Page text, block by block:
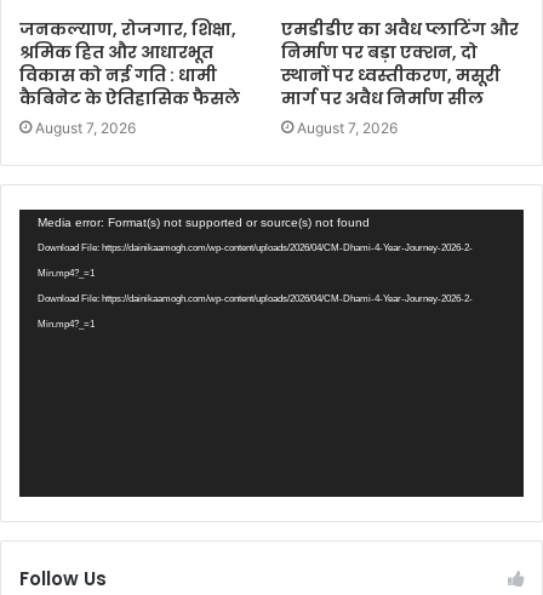
जनकल्याण, रोजगार, शिक्षा,
श्रमिक हित और आधारभूत
विकास को नई गति : धामी
कैबिनेट के ऐतिहासिक फैसले
August 7, 2026
एमडीडीए का अवैध प्लाटिंग और
निर्माण पर बड़ा एक्शन, दो
स्थानों पर ध्वस्तीकरण, मसूरी
मार्ग पर अवैध निर्माण सील
August 7, 2026
Video
Player
Media error: Format(s) not supported or source(s) not found
Download File: https://dainikaamogh.com/wp-content/uploads/2026/04/CM-Dhami-4-Year-Journey-2026-2-
Min.mp4?_=1
Download File: https://dainikaamogh.com/wp-content/uploads/2026/04/CM-Dhami-4-Year-Journey-2026-2-
Min.mp4?_=1
Follow Us